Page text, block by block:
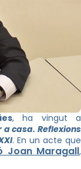
, ha vingut a
a casa. Reflexions
. En un acte que
Joan Maragall,